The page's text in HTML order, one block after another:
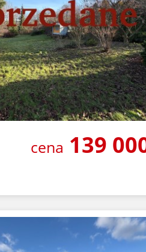
cena 139